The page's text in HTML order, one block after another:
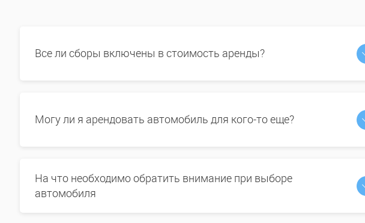
Все ли сборы включены в стоимость аренды?
Могу ли я арендовать автомобиль для кого-то еще?
На что необходимо обратить внимание при выборе
автомобиля